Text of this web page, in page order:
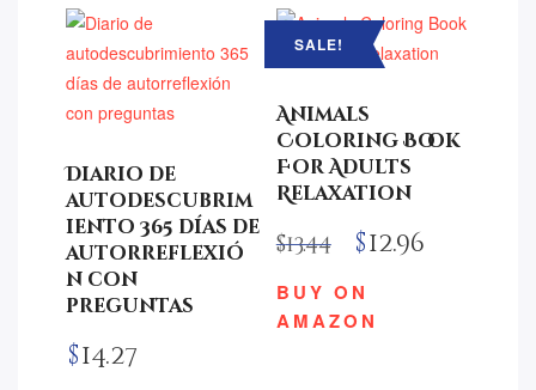
Diario de
autodescubrim
iento 365 días de
autorreflexió
n con
preguntas
$14.27
SALE!
Animals
Coloring Book
For Adults
Relaxation
$13.44 $12.96
BUY ON
AMAZON